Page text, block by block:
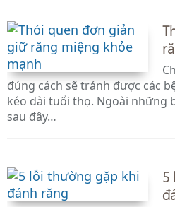
đúng cách sẽ tránh được các
kéo dài tuổi thọ. Ngoài những
sau đây…
5